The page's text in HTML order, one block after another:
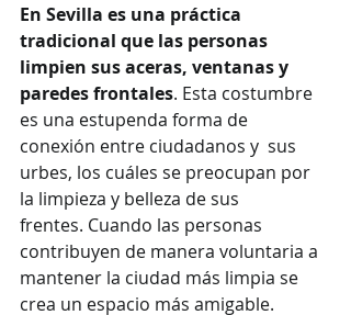
En Sevilla es una práctica
tradicional que las personas
limpien sus aceras, ventanas y
paredes frontales. Esta costumbre
es una estupenda forma de
conexión entre ciudadanos y  sus
urbes, los cuáles se preocupan por
la limpieza y belleza de sus
frentes. Cuando las personas
contribuyen de manera voluntaria a
mantener la ciudad más limpia se
crea un espacio más amigable.